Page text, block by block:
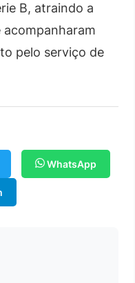
B, atraindo a
pelo serviço de
WhatsApp